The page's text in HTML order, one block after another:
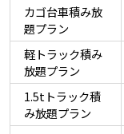
カゴ台車積み放
題プラン
軽トラック積み
放題プラン
1.5tトラック積
み放題プラン